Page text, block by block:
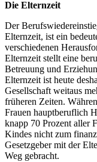
Die Elternzeit
Der
Elternzeit, ist ein
verschiedenen
Elternzeit stellt eine
Betreuung und
Elternzeit ist heute
Gesellschaft weitaus
früheren Zeiten.
Frauen hauptberuflich
knapp 70 Prozent aller
Kindes nicht zum
Gesetzgeber mit der
Weg gebracht.